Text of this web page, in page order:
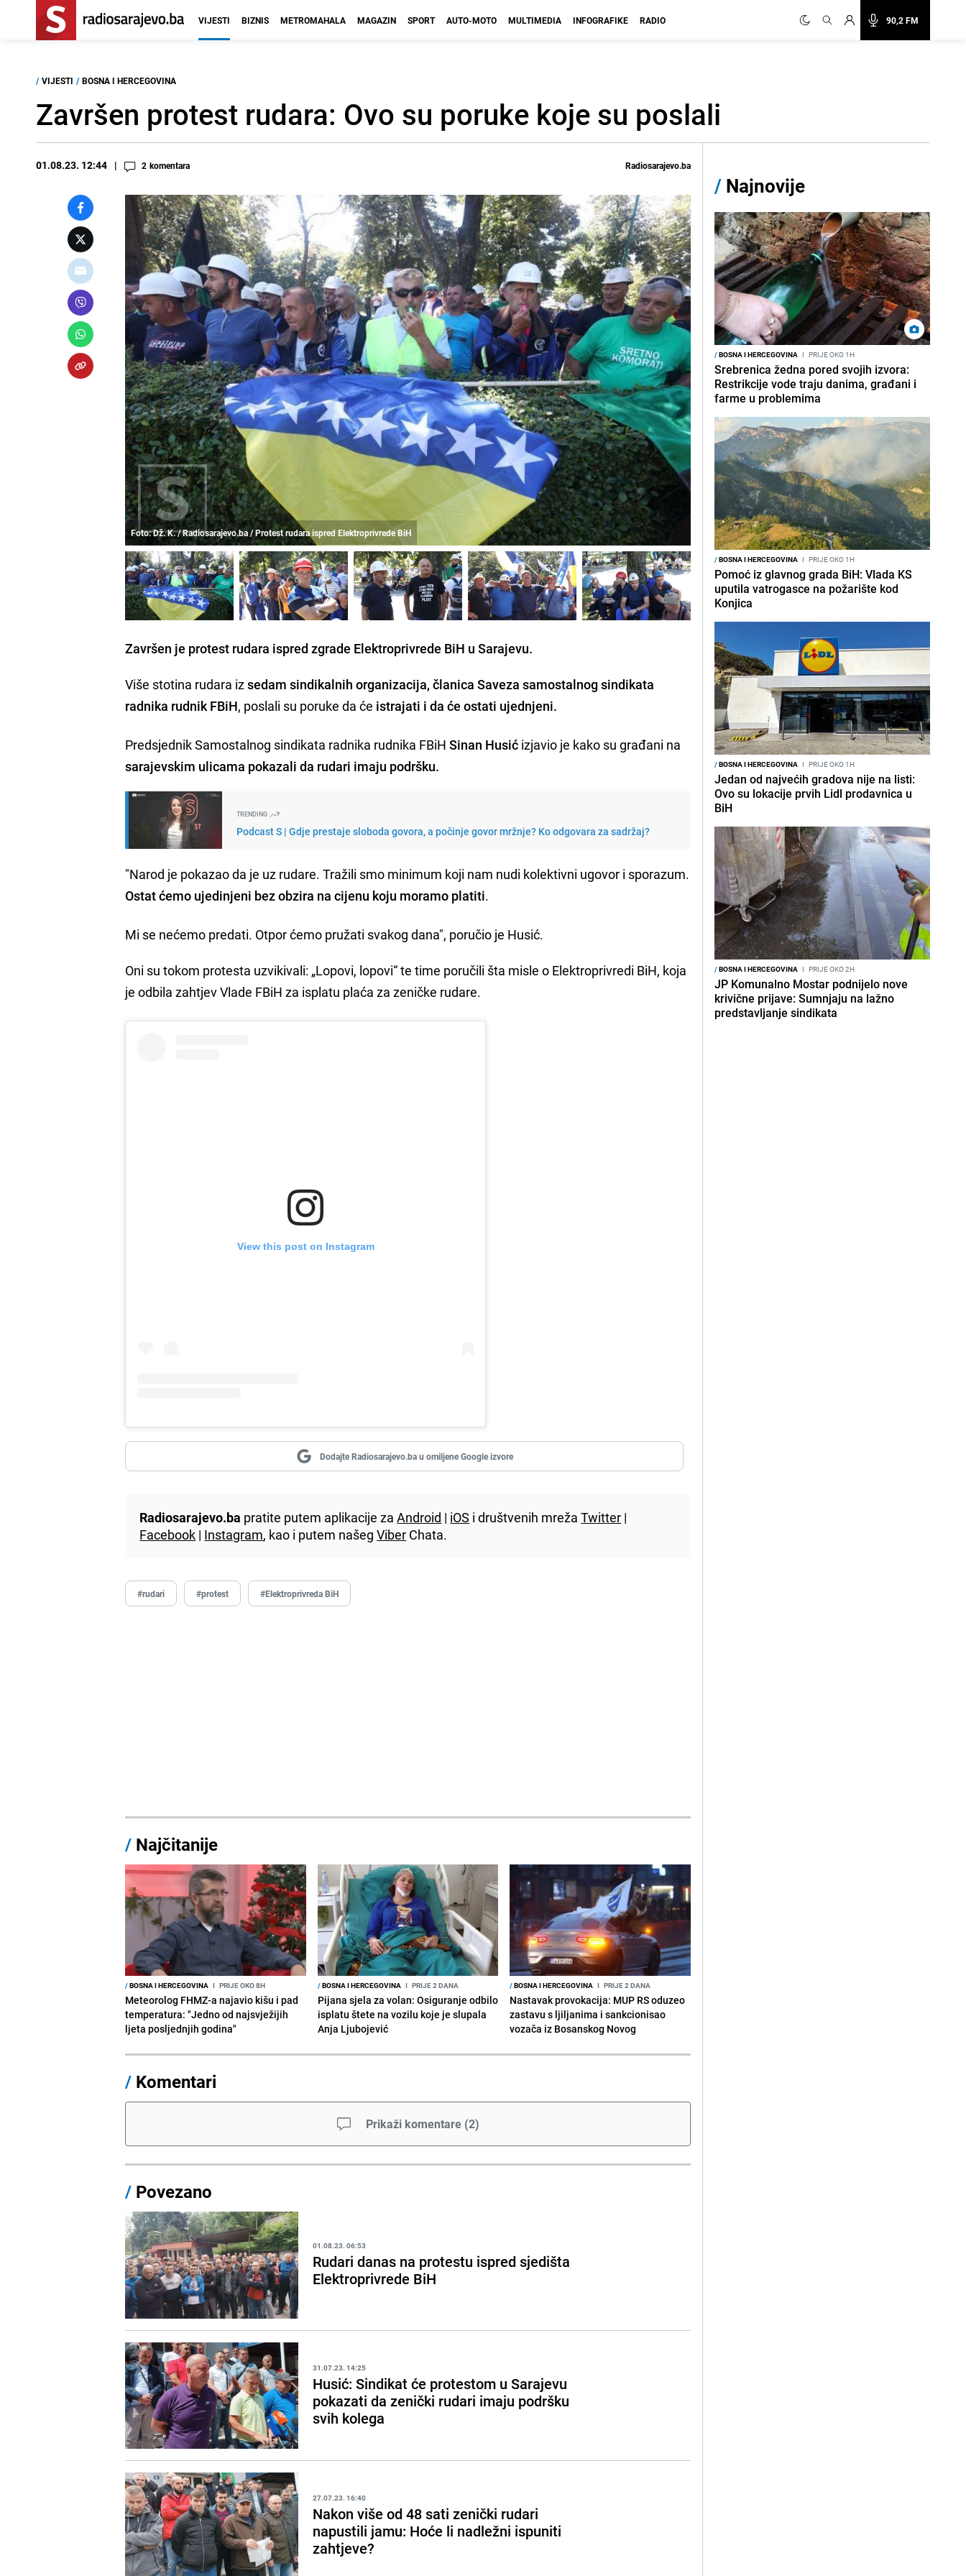
90,2 FM
VIJESTI BIZNIS METROMAHALA MAGAZIN SPORT AUTO-MOTO MULTIMEDIA INFOGRAFIKE RADIO
/ VIJESTI / BOSNA I HERCEGOVINA
Završen protest rudara: Ovo su poruke koje su poslali
01.08.23. 12:44 2 komentara Radiosarajevo.ba
Foto: Dž. K. / Radiosarajevo.ba / Protest rudara ispred Elektroprivrede BiH
Završen je protest rudara ispred zgrade Elektroprivrede BiH u Sarajevu.
Više stotina rudara izsedam sindikalnih organizacija, članica Saveza samostalnog sindikata
radnika rudnik FBiH, poslali su poruke da će istrajati i da će ostati ujednjeni.
Predsjednik Samostalnog sindikata radnika rudnika FBiHSinan Husić izjavio je kako su građani na
sarajevskim ulicama pokazali da rudari imaju podršku.
TRENDING
Podcast S | Gdje prestaje sloboda govora, a počinje govor mržnje? Ko odgovara za sadržaj?
"Narod je pokazao da je uz rudare. Tražili smo minimum koji nam nudi kolektivni ugovor i sporazum.
Ostat ćemo ujedinjeni bez obzira na cijenu koju moramo platiti.
Mi se nećemo predati. Otpor ćemo pružati svakog dana", poručio je Husić.
Oni su tokom protesta uzvikivali: „Lopovi, lopovi“ te time poručili šta misle o Elektroprivredi BiH, koja
je odbila zahtjev Vlade FBiH za isplatu plaća za zeničke rudare.
View this post on Instagram
Dodajte Radiosarajevo.ba u omiljene Google izvore
Radiosarajevo.ba pratite putem aplikacije zaAndroid | iOS i društvenih mrežaTwitter |
Facebook | Instagram, kao i putem našegViber Chata.
#rudari #protest #Elektroprivreda BiH
/ Najčitanije
/BOSNA I HERCEGOVINA I PRIJE OKO 8H
Meteorolog FHMZ-a najavio kišu i pad
temperatura: "Jedno od najsvježijih
ljeta posljednjih godina"
/BOSNA I HERCEGOVINA I PRIJE 2 DANA
Pijana sjela za volan: Osiguranje odbilo
isplatu štete na vozilu koje je slupala
Anja Ljubojević
/BOSNA I HERCEGOVINA I PRIJE 2 DANA
Nastavak provokacija: MUP RS oduzeo
zastavu s ljiljanima i sankcionisao
vozača iz Bosanskog Novog
/ Komentari
Prikaži komentare (2)
/ Povezano
01.08.23. 06:53
Rudari danas na protestu ispred sjedišta
Elektroprivrede BiH
31.07.23. 14:25
Husić: Sindikat će protestom u Sarajevu
pokazati da zenički rudari imaju podršku
svih kolega
27.07.23. 16:40
Nakon više od 48 sati zenički rudari
napustili jamu: Hoće li nadležni ispuniti
zahtjeve?
/ Najnovije
/BOSNA I HERCEGOVINA I PRIJE OKO 1H
Srebrenica žedna pored svojih izvora:
Restrikcije vode traju danima, građani i
farme u problemima
/BOSNA I HERCEGOVINA I PRIJE OKO 1H
Pomoć iz glavnog grada BiH: Vlada KS
uputila vatrogasce na požarište kod
Konjica
/BOSNA I HERCEGOVINA I PRIJE OKO 1H
Jedan od najvećih gradova nije na listi:
Ovo su lokacije prvih Lidl prodavnica u
BiH
/BOSNA I HERCEGOVINA I PRIJE OKO 2H
JP Komunalno Mostar podnijelo nove
krivične prijave: Sumnjaju na lažno
predstavljanje sindikata